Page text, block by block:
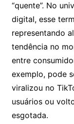
“quente”. No
digital, esse
representando
tendência no
entre
exemplo, pode
viralizou no
usuários ou
esgotada.